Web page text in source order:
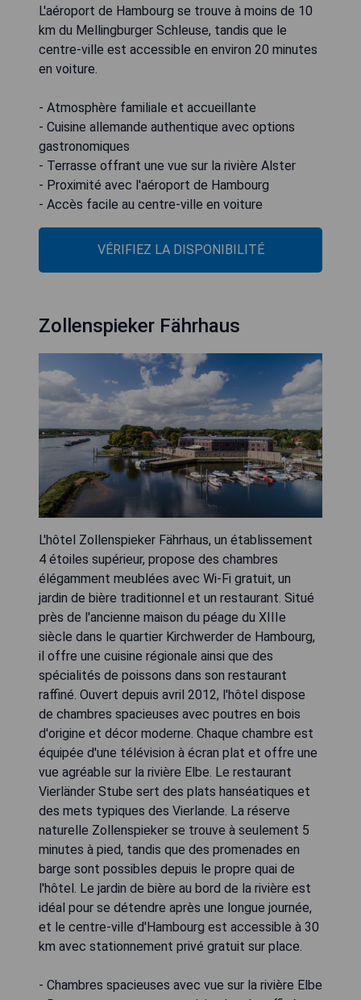
L'aéroport de Hambourg se trouve à moins de 10
km du Mellingburger Schleuse, tandis que le
centre-ville est accessible en environ 20 minutes
en voiture.
- Atmosphère familiale et accueillante
- Cuisine allemande authentique avec options
gastronomiques
- Terrasse offrant une vue sur la rivière Alster
- Proximité avec l'aéroport de Hambourg
- Accès facile au centre-ville en voiture
VÉRIFIEZ LA DISPONIBILITÉ
Zollenspieker Fährhaus
L'hôtel Zollenspieker Fährhaus, un établissement
4 étoiles supérieur, propose des chambres
élégamment meublées avec Wi-Fi gratuit, un
jardin de bière traditionnel et un restaurant. Situé
près de l'ancienne maison du péage du XIIIe
siècle dans le quartier Kirchwerder de Hambourg,
il offre une cuisine régionale ainsi que des
spécialités de poissons dans son restaurant
raffiné. Ouvert depuis avril 2012, l'hôtel dispose
de chambres spacieuses avec poutres en bois
d'origine et décor moderne. Chaque chambre est
équipée d'une télévision à écran plat et offre une
vue agréable sur la rivière Elbe. Le restaurant
Vierländer Stube sert des plats hanséatiques et
des mets typiques des Vierlande. La réserve
naturelle Zollenspieker se trouve à seulement 5
minutes à pied, tandis que des promenades en
barge sont possibles depuis le propre quai de
l'hôtel. Le jardin de bière au bord de la rivière est
idéal pour se détendre après une longue journée,
et le centre-ville d'Hambourg est accessible à 30
km avec stationnement privé gratuit sur place.
- Chambres spacieuses avec vue sur la rivière Elbe